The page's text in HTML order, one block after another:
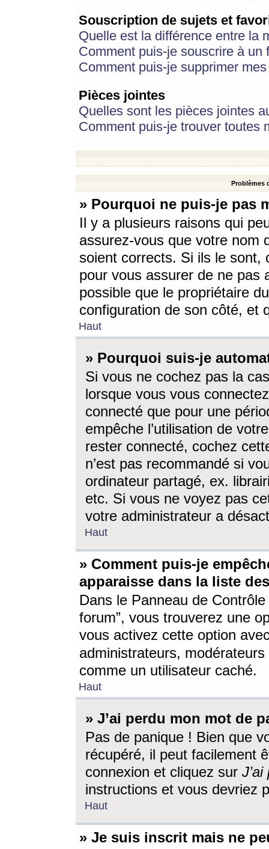
Souscription de sujets et
Quelle est la différence entre la
Comment puis-je souscrire à
Comment puis-je supprimer
Pièces jointes
Quelles sont les pièces jointes
Comment puis-je trouver toutes
Problèmes
» Pourquoi ne puis-je pas
Il y a plusieurs raisons qui
assurez-vous que votre nom
soient corrects. Si ils le sont,
pour vous assurer de ne pas
possible que le propriétaire
configuration de son côté, et
Haut
» Pourquoi suis-je
Si vous ne cochez pas la
lorsque vous vous
connecté que pour une
empêche l’utilisation de
rester connecté, cochez
n’est pas recommandé si
ordinateur partagé, ex.
etc. Si vous ne voyez pas
votre administrateur a
Haut
» Comment puis-je
apparaisse dans la liste
Dans le Panneau de
forum”, vous trouverez une
vous activez cette option
administrateurs,
comme un utilisateur caché.
Haut
» J’ai perdu mon mot de
Pas de panique ! Bien que
récupéré, il peut facilement
connexion et cliquez sur
instructions et vous devriez
Haut
» Je suis inscrit mais ne